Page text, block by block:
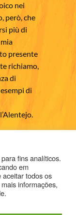
nei
però, che
più di
presente
richiamo,
di
di
fins analíticos.
em
aceitar todos os
informações,